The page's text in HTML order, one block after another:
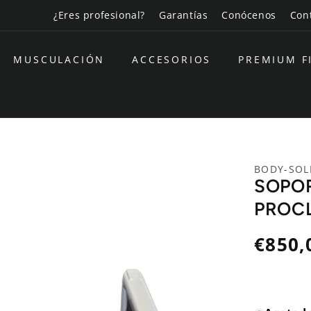
¿Eres profesional? Garantías Conócenos
MUSCULACIÓN ACCESORIOS PREMIUM
BODY-
Precio
habitual